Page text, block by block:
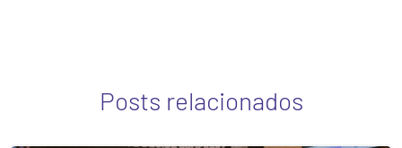
Posts relacionados